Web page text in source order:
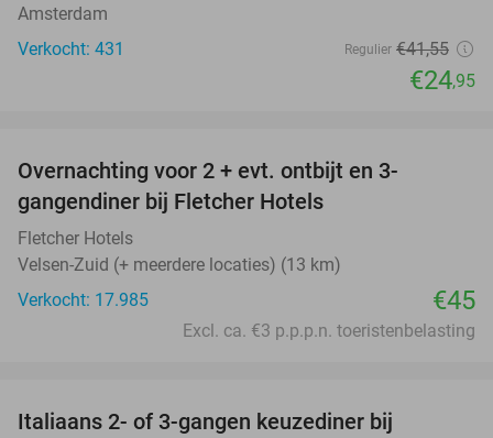
Amsterdam
Verkocht: 431
Regulier €41,55
€24,95
Overnachting voor 2 + evt. ontbijt en 3-
gangendiner bij Fletcher Hotels
Fletcher Hotels
Velsen-Zuid (+ meerdere locaties) (13 km)
Verkocht: 17.985
€45
Excl. ca. €3 p.p.p.n. toeristenbelasting
Italiaans 2- of 3-gangen keuzediner bij